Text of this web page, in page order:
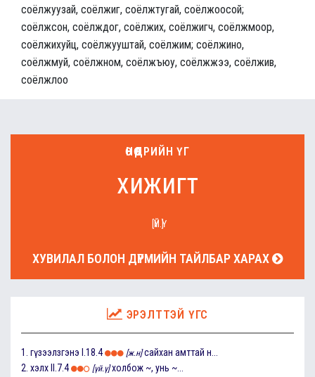
соёлжуузай, соёлжиг, соёлжтугай, соёлжоосой;
соёлжсон, соёлждог, соёлжих, соёлжигч, соёлжмоор,
соёлжихуйц, соёлжууштай, соёлжим; соёлжино,
соёлжмуй, соёлжном, соёлжъюу, соёлжжээ, соёлжив,
соёлжлоо
ӨНӨӨДРИЙН ҮГ
хижигт
[ҮЙ.Ү]
ХУВИЛАЛ БОЛОН ДҮРМИЙН ТАЙЛБАР ХАРАХ
ЭРЭЛТТЭЙ ҮГС
1. гүзээлзгэнэ I.18.4 [ж.н] сайхан амттай н...
2. хэлх II.7.4 [үй.ү] холбож ~, унь ~...